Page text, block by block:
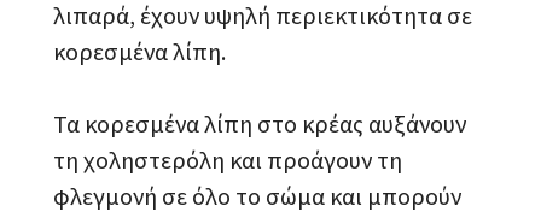
λιπαρά, έχουν υψηλή περιεκτικότητα σε
κορεσμένα λίπη.
Τα κορεσμένα λίπη στο κρέας αυξάνουν
τη χοληστερόλη και προάγουν τη
φλεγμονή σε όλο το σώμα και μπορούν